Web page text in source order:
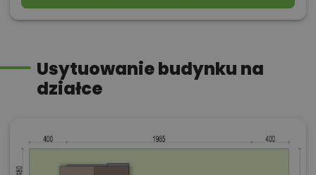
Usytuowanie budynku na
działce